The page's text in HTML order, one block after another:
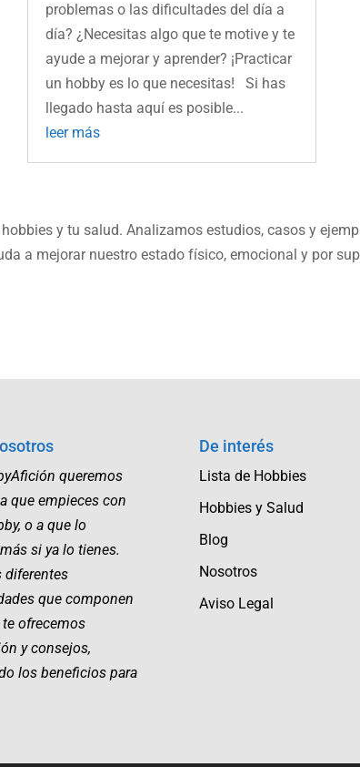
problemas o las dificultades del día a
día? ¿Necesitas algo que te motive y te
ayude a mejorar y aprender? ¡Practicar
un hobby es lo que necesitas! Si has
llegado hasta aquí es posible...
leer más
y tu salud. Analizamos estudios, casos y
a mejorar nuestro estado físico, emocional y por
queremos
que empieces con
o a que lo
si ya lo tienes.
diferentes
que componen
ofrecemos
y consejos,
los beneficios para
De interés
Lista de Hobbies
Hobbies y Salud
Blog
Nosotros
Aviso Legal